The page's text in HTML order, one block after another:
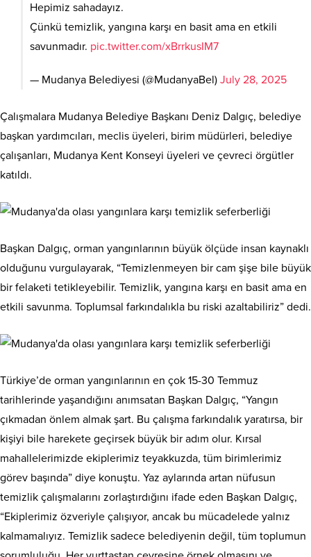
Hepimiz sahadayız.
Çünkü temizlik, yangına karşı en basit ama en etkili
savunmadır. pic.twitter.com/xBrrkusIM7
— Mudanya Belediyesi (@MudanyaBel) July 28, 2025
Çalışmalara Mudanya Belediye Başkanı Deniz Dalgıç, belediye
başkan yardımcıları, meclis üyeleri, birim müdürleri, belediye
çalışanları, Mudanya Kent Konseyi üyeleri ve çevreci örgütler
katıldı.
Başkan Dalgıç, orman yangınlarının büyük ölçüde insan kaynaklı
olduğunu vurgulayarak, “Temizlenmeyen bir cam şişe bile büyük
bir felaketi tetikleyebilir. Temizlik, yangına karşı en basit ama en
etkili savunma. Toplumsal farkındalıkla bu riski azaltabiliriz” dedi.
Türkiye’de orman yangınlarının en çok 15-30 Temmuz
tarihlerinde yaşandığını anımsatan Başkan Dalgıç, “Yangın
çıkmadan önlem almak şart. Bu çalışma farkındalık yaratırsa, bir
kişiyi bile harekete geçirsek büyük bir adım olur. Kırsal
mahallelerimizde ekiplerimiz teyakkuzda, tüm birimlerimiz
görev başında” diye konuştu. Yaz aylarında artan nüfusun
temizlik çalışmalarını zorlaştırdığını ifade eden Başkan Dalgıç,
“Ekiplerimiz özveriyle çalışıyor, ancak bu mücadelede yalnız
kalmamalıyız. Temizlik sadece belediyenin değil, tüm toplumun